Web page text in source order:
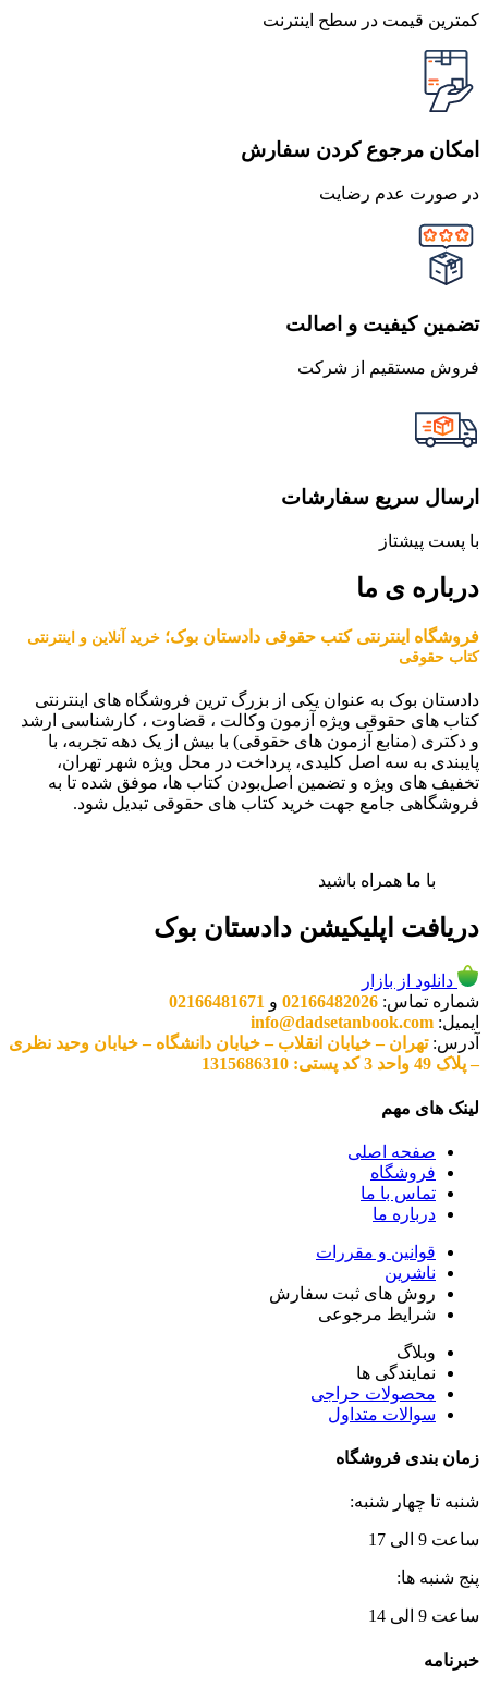
کمترین قیمت در سطح اینترنت
امکان مرجوع کردن سفارش
در صورت عدم رضایت
تضمین کیفیت و اصالت
فروش مستقیم از شرکت
ارسال سریع سفارشات
با پست پیشتاز
درباره ی ما
فروشگاه اینترنتی کتب حقوقی دادستان بوک؛ خرید آنلاین و اینترنتی
کتاب حقوقی
دادستان بوک به عنوان یکی از بزرگ ترین فروشگاه های اینترنتی
کتاب های حقوقی ویژه آزمون وکالت ، قضاوت ، کارشناسی ارشد
و دکتری (منابع آزمون های حقوقی) با بیش از یک دهه تجربه، با
پایبندی به سه اصل کلیدی، پرداخت در محل ویژه شهر تهران،
تخفیف های ویژه و تضمین اصل‌بودن کتاب ها، موفق شده تا به
فروشگاهی جامع جهت خرید کتاب های حقوقی تبدیل شود.
با ما همراه باشید
دریافت اپلیکیشن دادستان بوک
دانلود از بازار
شماره تماس: 02166482026 و 02166481671
ایمیل: info@dadsetanbook.com
آدرس:تهران – خیابان انقلاب – خیابان دانشگاه – خیابان وحید نظری
– پلاک 49 واحد 3 کد پستی: 1315686310
لینک های مهم
صفحه اصلی
فروشگاه
تماس با ما
درباره ما
قوانین و مقررات
ناشرین
روش های ثبت سفارش
شرایط مرجوعی
وبلاگ
نمایندگی ها
محصولات حراجی
سوالات متداول
زمان بندی فروشگاه
شنبه تا چهار شنبه:
ساعت 9 الی 17
پنج شنبه ها:
ساعت 9 الی 14
خبرنامه